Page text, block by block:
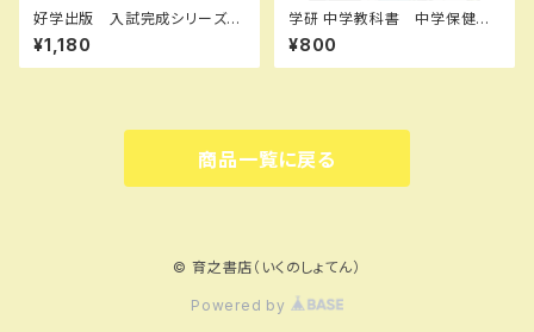
好学出版 入試完成シリーズ
国語 記述問題の解き方 202
6年度版 新品完全セット ISB
N：B0D3B6KZGL ISBN-10：
¥1,180
学研 中学教科書 中学保健体
育 ［教番：保体704］ 新品
ISBN：9784904811764 IS
BN-10：4904811763 SKU：
¥800
商品一覧に戻る
© 育之書店（いくのしょてん）
Powered by